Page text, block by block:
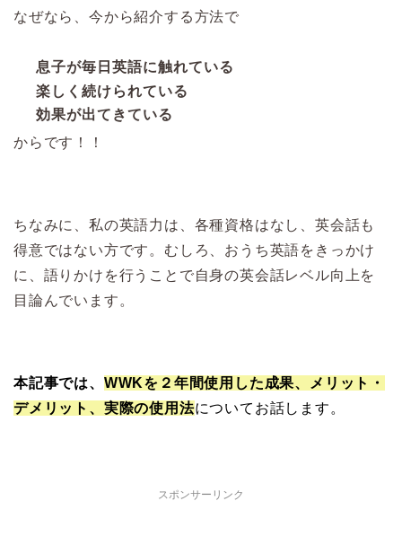
なぜなら、今から紹介する方法で
息子が毎日英語に触れている
楽しく続けられている
効果が出てきている
からです！！
ちなみに、私の英語力は、各種資格はなし、英会話も
得意ではない方です。むしろ、おうち英語をきっかけ
に、語りかけを行うことで自身の英会話レベル向上を
目論んでいます。
本記事では、 WWKを２年間使用した成果、メリット・
デメリット、実際の使用法についてお話します。
スポンサーリンク